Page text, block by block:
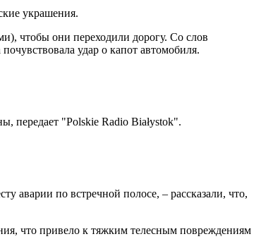
украшения.
чтобы они переходили дорогу. Со слов
удар о капот автомобиля.
передает "Polskie Radio Białystok".
аварии по встречной полосе, – рассказали, что,
что привело к тяжким телесным повреждениям